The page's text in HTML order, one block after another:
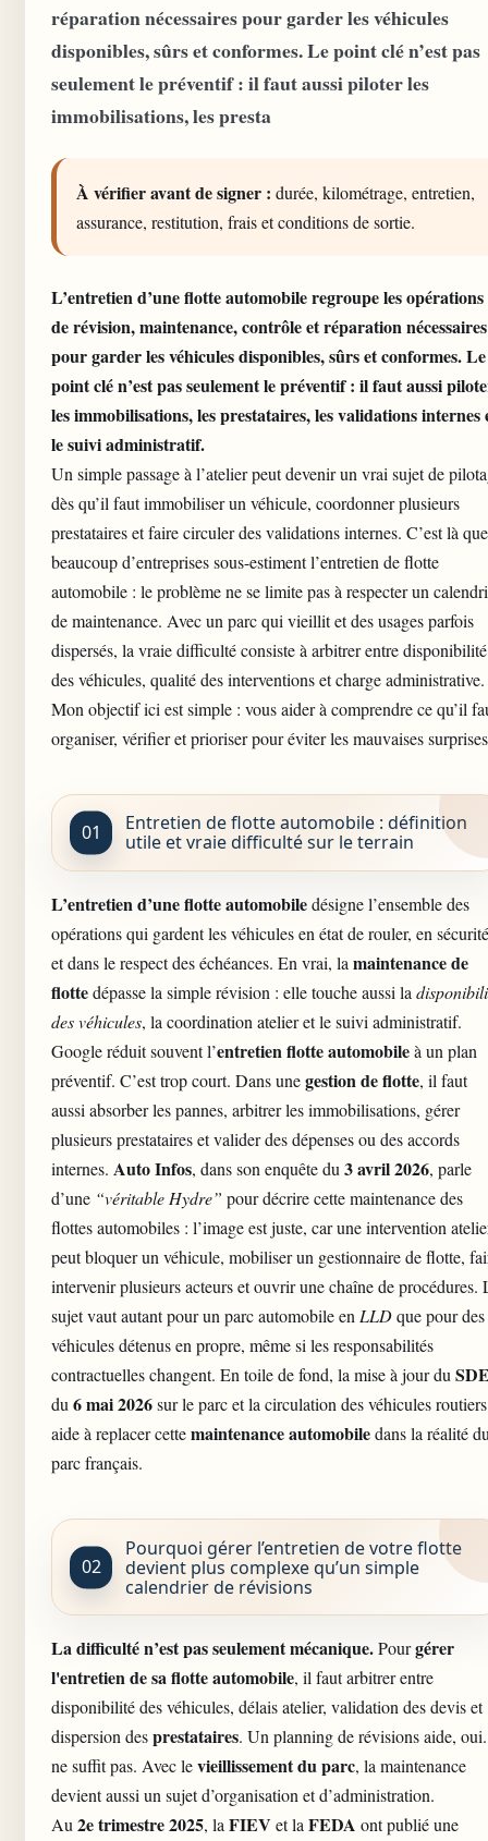
réparation nécessaires pour garder les véhicules
disponibles, sûrs et conformes. Le point clé n’est pas
seulement le préventif : il faut aussi piloter les
immobilisations, les presta
À vérifier avant de signer : durée, kilométrage, entretien,
assurance, restitution, frais et conditions de sortie.
L’entretien d’uneflotte automobileregroupe les opérations
de révision, maintenance, contrôle et réparation nécessaires
pour garder les véhicules disponibles, sûrs et conformes. Le
point clé n’est pas seulement le préventif : il faut aussi
les immobilisations, les prestataires, les validations internes
le suivi administratif.
Un simple passage à l’atelier peut devenir un vrai sujet de
dès qu’il faut immobiliser un véhicule, coordonner plusieurs
prestataires et faire circuler des validations internes. C’est là que
beaucoup d’entreprises sous-estiment l’entretien deflotte
automobile : le problème ne se limite pas à respecter un
de maintenance. Avec un parc qui vieillit et des usages parfois
dispersés, la vraie difficulté consiste à arbitrer entre disponibilité
des véhicules, qualité des interventions et charge administrative.
Mon objectif ici est simple : vous aider à comprendre ce qu’il
organiser, vérifier et prioriser pour éviter les mauvaises
Entretien de flotte automobile : définition
utile et vraie difficulté sur le terrain
L’entretien d’uneflotte automobiledésigne l’ensemble des
opérations qui gardent les véhicules en état de rouler, en sécurité
et dans le respect des échéances. En vrai, la maintenance de
flottedépasse la simple révision : elle touche aussi la
des véhicules, la coordination atelier et le suivi administratif.
Google réduit souvent l’entretien flotte automobileà un plan
préventif. C’est trop court. Dans unegestion de flotte, il faut
aussi absorber les pannes, arbitrer les immobilisations, gérer
plusieurs prestataires et valider des dépenses ou des accords
internes. Auto Infos, dans son enquête du 3 avril 2026, parle
d’une “véritable Hydre” pour décrire cette maintenance des
flottes automobiles : l’image est juste, car une intervention
peut bloquer un véhicule, mobiliser un gestionnaire de flotte,
intervenir plusieurs acteurs et ouvrir une chaîne de procédures.
sujet vaut autant pour un parc automobile en LLDque pour des
véhicules détenus en propre, même si les responsabilités
contractuelles changent. En toile de fond, la mise à jour du
du 6 mai 2026sur le parc et la circulation des véhicules routiers
aide à replacer cettemaintenance automobiledans la réalité
parc français.
Pourquoi gérer l’entretien de votre flotte
devient plus complexe qu’un simple
calendrier de révisions
La difficulté n’est pas seulement mécanique.Pourgérer
l'entretien de sa flotte automobile, il faut arbitrer entre
disponibilité des véhicules, délais atelier, validation des devis et
dispersion desprestataires. Un planning de révisions aide,
ne suffit pas. Avec levieillissement du parc, la maintenance
devient aussi un sujet d’organisation et d’administration.
Au2e trimestre 2025, laFIEV et laFEDA ont publié une